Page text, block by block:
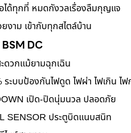
ได้ทุกที่ หมดกังวลเรื่องลืมกุญแจ
งาม เข้ากับทุกสไตล์บ้าน
DC
ดวกแม้ยามฉุกเฉิน
ะบบป้องกันไฟดูด ไฟผ่า ไฟเกิน ไฟ
เปิด-ปิดนุ่มนวล ปลอดภัย
SENSOR ประตูบิดแนบสนิท